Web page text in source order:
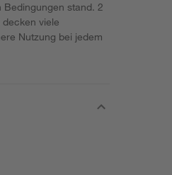
stand. 2
viele
Nutzung bei jedem